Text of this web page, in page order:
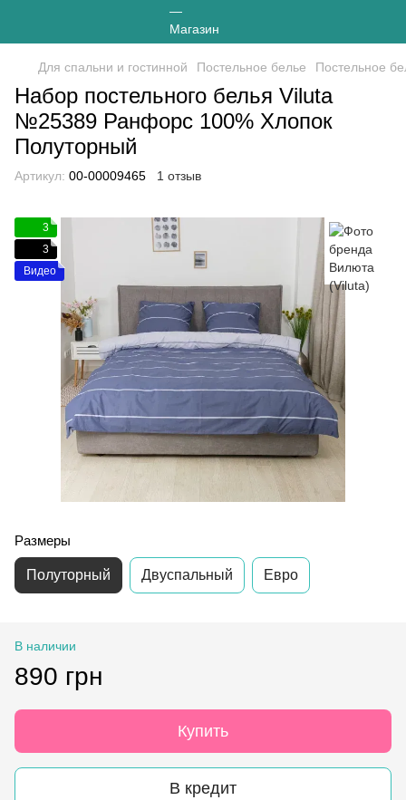
Для спальни и гостинной Постельное белье Постельное
Набор постельного белья Viluta
№25389 Ранфорс 100% Хлопок
Полуторный
Артикул: 00-00009465 1 отзыв
3
3
Видео
Размеры
Полуторный Двуспальный Евро
В наличии
890 грн
Купить
В кредит